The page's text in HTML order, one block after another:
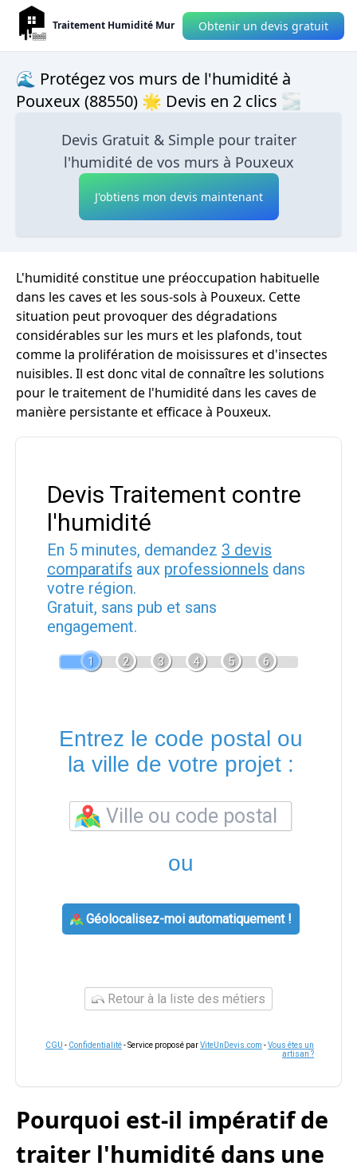
Traitement Humidité Mur Obtenir un devis gratuit
🌊 Protégez vos murs de l'humidité à
Pouxeux (88550) 🌟 Devis en 2 clics 🌫
Devis Gratuit & Simple pour traiter
l'humidité de vos murs à Pouxeux
J'obtiens mon devis maintenant
L'humidité constitue une préoccupation habituelle
dans les caves et les sous-sols à Pouxeux. Cette
situation peut provoquer des dégradations
considérables sur les murs et les plafonds, tout
comme la prolifération de moisissures et d'insectes
nuisibles. Il est donc vital de connaître les solutions
pour le traitement de l'humidité dans les caves de
manière persistante et efficace à Pouxeux.
Devis Traitement contre
l'humidité
En 5 minutes, demandez 3 devis
comparatifs aux professionnels dans
votre région.
Gratuit, sans pub et sans
engagement.
1 2 3 4 5 6
Entrez le code postal ou
la ville de votre projet :
ou
Géolocalisez-moi automatiquement !
Retour à la liste des métiers
CGU - Confidentialité- Service proposé parViteUnDevis.com -Vous êtes un
artisan ?
Pourquoi est-il impératif de
traiter l'humidité dans une